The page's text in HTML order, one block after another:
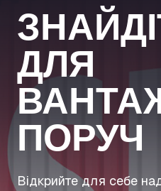
ДЛЯ
ПОРУЧ
Відкрийте для себе